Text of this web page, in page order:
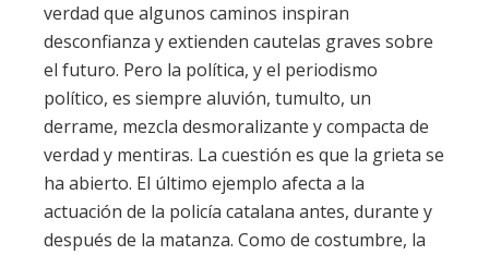
verdad que algunos caminos inspiran
desconfianza y extienden cautelas graves sobre
el futuro. Pero la política, y el periodismo
político, es siempre aluvión, tumulto, un
derrame, mezcla desmoralizante y compacta de
verdad y mentiras. La cuestión es que la grieta se
ha abierto. El último ejemplo afecta a la
actuación de la policía catalana antes, durante y
después de la matanza. Como de costumbre, la